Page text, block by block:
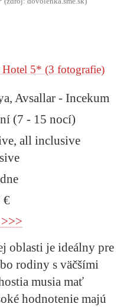
Hotel 5* (3 fotografie)
Avsallar - Incekum
(7 - 15 nocí)
all inclusive
€
oblasti je ideálny pre
rodiny s väčšími
musia mať
hodnotenie majú